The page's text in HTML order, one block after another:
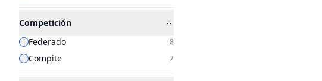
Competición
Federado
8
Compite 7